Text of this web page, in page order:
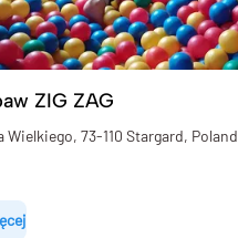
ZIG ZAG
Wielkiego, 73-110 Stargard, Poland